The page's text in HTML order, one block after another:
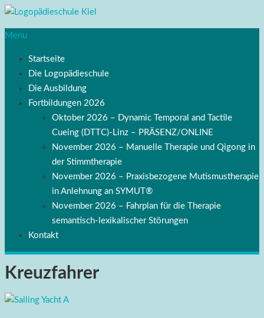
Menu
Startseite
Die Logopädieschule
Die Ausbildung
Fortbildungen 2026
Oktober 2026 – Dynamic Temporal and Tactile
Cueing (DTTC)-Linz – PRÄSENZ/ONLINE
November 2026 – Manuelle Therapie und Qigong in
der Stimmtherapie
November 2026 – Praxisbezogene Mutismustherapie
in Anlehnung an SYMUT®
November 2026 – Fahrplan für die Therapie
semantisch-lexikalischer Störungen
Kontakt
Kreuzfahrer